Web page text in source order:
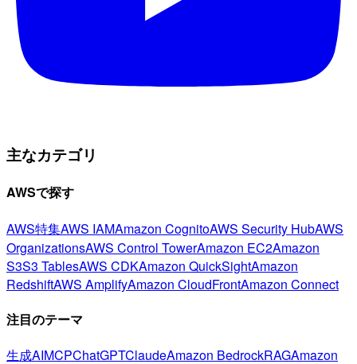
主なカテゴリ
AWSで探す
AWS特集AWS IAMAmazon CognitoAWS Security HubAWS
OrganizationsAWS Control TowerAmazon EC2Amazon
S3S3 TablesAWS CDKAmazon QuickSightAmazon
RedshiftAWS AmplifyAmazon CloudFrontAmazon Connect
注目のテーマ
生成AIMCPChatGPTClaudeAmazon BedrockRAGAmazon